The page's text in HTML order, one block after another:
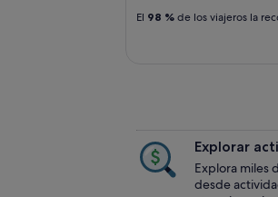
El 98 % de los viajeros la
Explorar
Explora miles
desde